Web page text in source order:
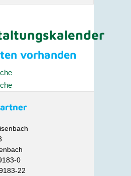
vorhanden
0
22